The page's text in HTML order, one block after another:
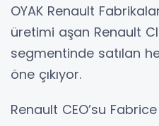
OYAK Renault
üretimi aşan Renault
segmentinde satılan
öne çıkıyor.
Renault CEO’su